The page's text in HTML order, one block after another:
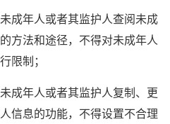
成年人或者其监护人查阅未成
方法和途径，不得对未成年人
限制；
成年人或者其监护人复制、更
信息的功能，不得设置不合理